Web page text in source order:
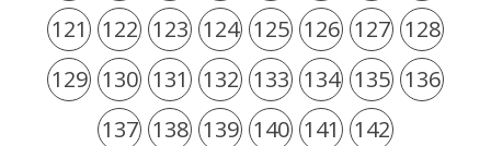
121 122 123 124 125 126 127 128
129 130 131 132 133 134 135 136
137 138 139 140 141 142